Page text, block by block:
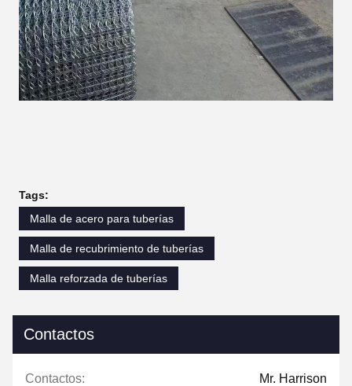
Tags:
Malla de acero para tuberías
Malla de recubrimiento de tuberías
Malla reforzada de tuberías
Contactos
Contactos: Mr. Harrison